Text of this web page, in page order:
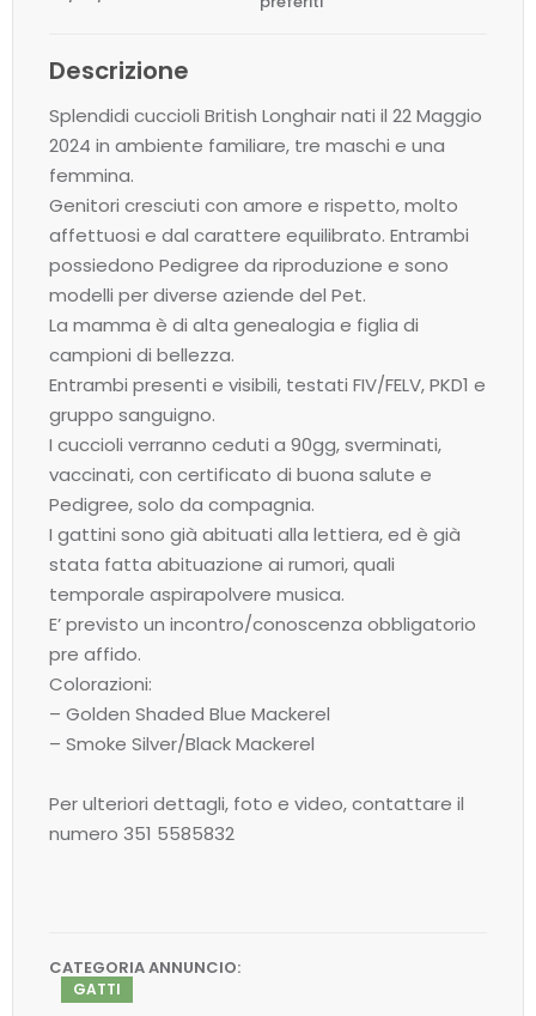
Descrizione
Splendidi cuccioli British Longhair nati il 22 Maggio
2024 in ambiente familiare, tre maschi e una
femmina.
Genitori cresciuti con amore e rispetto, molto
affettuosi e dal carattere equilibrato. Entrambi
possiedono Pedigree da riproduzione e sono
modelli per diverse aziende del Pet.
La mamma è di alta genealogia e figlia di
campioni di bellezza.
Entrambi presenti e visibili, testati FIV/FELV, PKD1 e
gruppo sanguigno.
I cuccioli verranno ceduti a 90gg, sverminati,
vaccinati, con certificato di buona salute e
Pedigree, solo da compagnia.
I gattini sono già abituati alla lettiera, ed è già
stata fatta abituazione ai rumori, quali
temporale aspirapolvere musica.
E’ previsto un incontro/conoscenza obbligatorio
pre affido.
Colorazioni:
– Golden Shaded Blue Mackerel
– Smoke Silver/Black Mackerel
Per ulteriori dettagli, foto e video, contattare il
numero 351 5585832
CATEGORIA ANNUNCIO:
GATTI